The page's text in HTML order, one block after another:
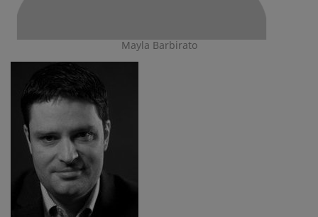
Mayla Barbirato